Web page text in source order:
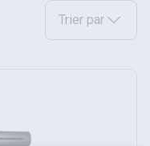
Trier par